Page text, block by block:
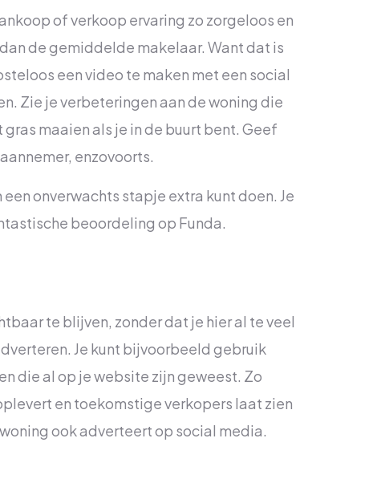
of verkoop ervaring zo zorgeloos en
de gemiddelde makelaar. Want dat is
een video te maken met een social
Zie je verbeteringen aan de woning die
maaien als je in de buurt bent. Geef
enzovoorts.
onverwachts stapje extra kunt doen. Je
beoordeling op Funda.
te blijven, zonder dat je hier al te veel
Je kunt bijvoorbeeld gebruik
die al op je website zijn geweest. Zo
en toekomstige verkopers laat zien
ook adverteert op social media.